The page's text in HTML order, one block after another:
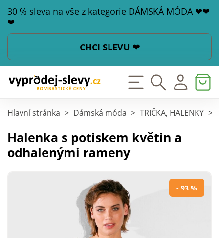
30 % sleva na vše z kategorie DÁMSKÁ MÓDA ❤❤
❤
CHCI SLEVU ❤
Hlavní stránka > Dámská móda > TRIČKA, HALENKY >
Halenka s potiskem květin a
odhalenými rameny
- 93 %